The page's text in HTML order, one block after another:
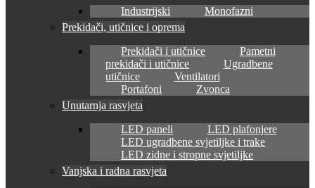
Industrijski
Monofazni
Prekidači, utičnice i oprema
Prekidači i utičnice
Pametni
prekidači i utičnice
Ugradbene
utičnice
Ventilatori
Portafoni
Zvonca
Unutarnja rasvjeta
LED paneli
LED plafonjere
LED ugradbene svjetiljke i trake
LED zidne i stropne svjetiljke
Vanjska i radna rasvjeta